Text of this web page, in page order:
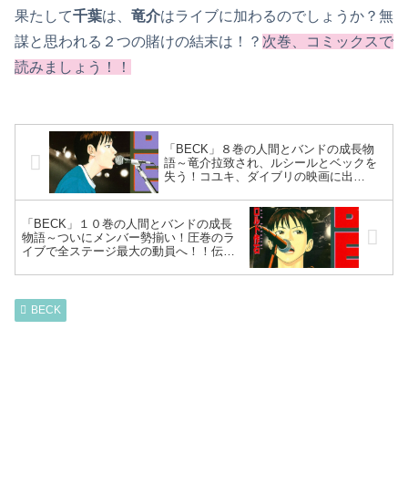
果たして千葉は、 竜介はライブに加わるのでしょうか？無
謀と思われる２つの賭けの結末は！？ 次巻、コミックスで
読みましょう！！
「BECK」８巻の人間とバンドの成長物
語～竜介拉致され、ルシールとベックを
失う！コユキ、ダイブリの映画に出
出演へ…～
「BECK」１０巻の人間とバンドの成長
物語～ついにメンバー勢揃い！圧巻のラ
イブで全ステージ最大の動員へ！！伝説
ー！？～
BECK